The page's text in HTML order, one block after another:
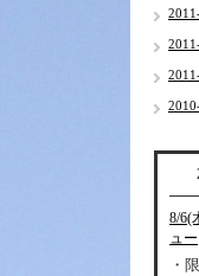
8/6(
ュー
・